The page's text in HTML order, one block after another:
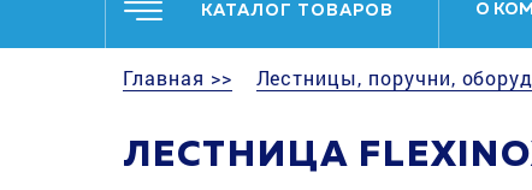
КАТАЛОГ ТОВАРОВ О
Главная >> Лестницы, поручни,
ЛЕСТНИЦА